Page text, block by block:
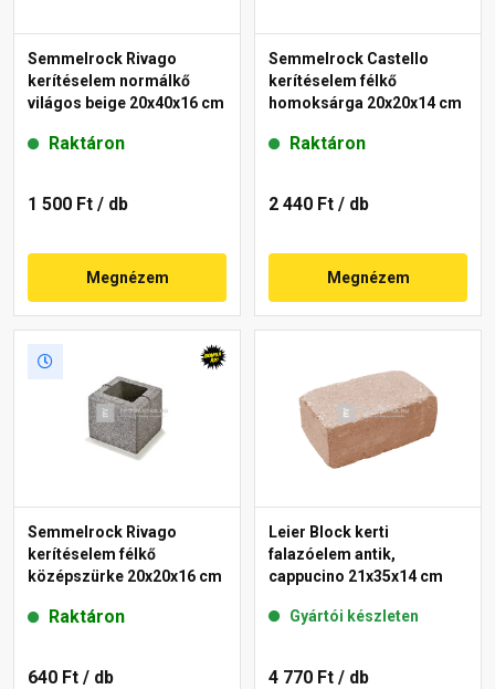
Semmelrock Rivago
kerítéselem normálkő
világos beige 20x40x16 cm
Raktáron
1 500 Ft / db
Megnézem
Semmelrock Castello
kerítéselem félkő
homoksárga 20x20x14 cm
Raktáron
2 440 Ft / db
Megnézem
Semmelrock Rivago
kerítéselem félkő
középszürke 20x20x16 cm
Raktáron
640 Ft / db
Leier Block kerti
falazóelem antik,
cappucino 21x35x14 cm
Gyártói készleten
4 770 Ft / db